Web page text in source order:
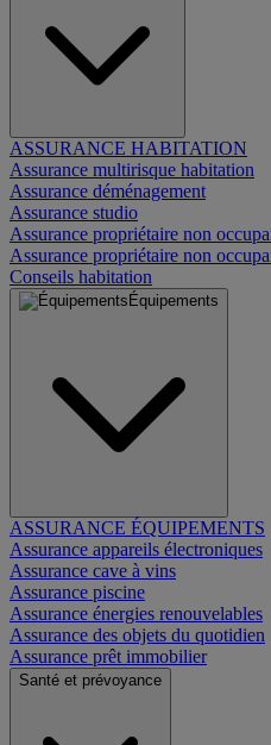
ASSURANCE HABITATION
Assurance multirisque habitation
Assurance déménagement
Assurance studio
Assurance propriétaire non
Assurance propriétaire non
Conseils habitation
Équipements
ASSURANCE ÉQUIPEMENTS
Assurance appareils électroniques
Assurance cave à vins
Assurance piscine
Assurance énergies renouvelables
Assurance des objets du quotidien
Assurance prêt immobilier
Santé et prévoyance